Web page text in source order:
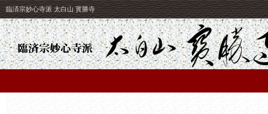
臨済宗妙心寺派 太白山 寳勝寺